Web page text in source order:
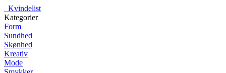
Kvindelist
Kategorier
Form
Sundhed
Skønhed
Kreativ
Mode